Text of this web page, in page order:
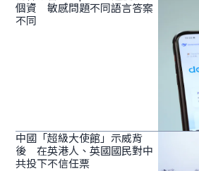
個資 敏感問題不同語言答案
不同
中國「超級大使館」示威背
後 在英港人、英國國民對中
共投下不信任票